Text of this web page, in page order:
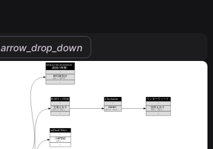
arrow_drop_down